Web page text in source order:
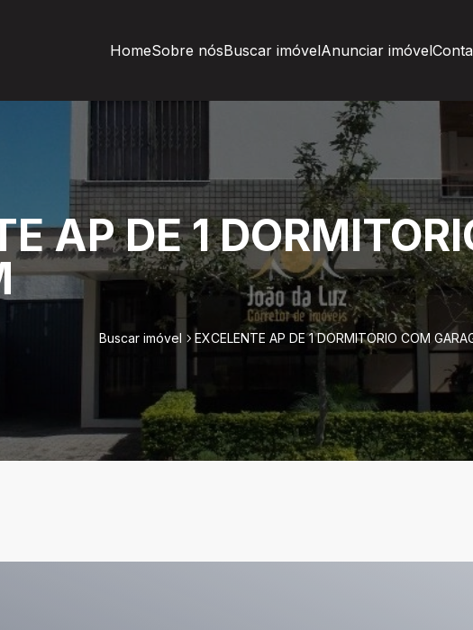
HomeSobre nósBuscar imóvelAnunciar imóvel
AP DE 1
Buscar imóvel EXCELENTE AP DE 1 DORMITORIO COM